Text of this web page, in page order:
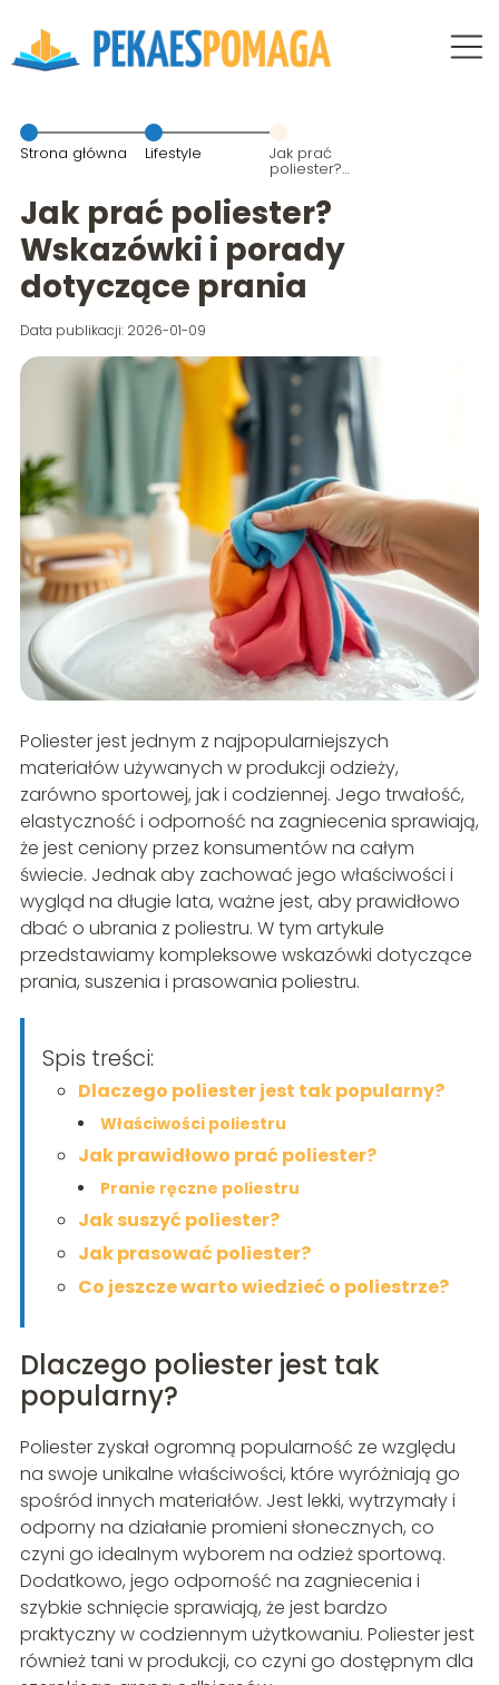
Strona główna Lifestyle Jak prać
poliester?
porady
dotyczące
Jak prać poliester?
Wskazówki i porady
dotyczące prania
Data publikacji: 2026-01-09
Poliester jest jednym z najpopularniejszych
materiałów używanych w produkcji odzieży,
zarówno sportowej, jak i codziennej. Jego trwałość,
elastyczność i odporność na zagniecenia sprawiają,
że jest ceniony przez konsumentów na całym
świecie. Jednak aby zachować jego właściwości i
wygląd na długie lata, ważne jest, aby prawidłowo
dbać o ubrania z poliestru. W tym artykule
przedstawiamy kompleksowe wskazówki dotyczące
prania, suszenia i prasowania poliestru.
Spis treści:
Dlaczego poliester jest tak popularny?
Właściwości poliestru
Jak prawidłowo prać poliester?
Pranie ręczne poliestru
Jak suszyć poliester?
Jak prasować poliester?
Co jeszcze warto wiedzieć o poliestrze?
Dlaczego poliester jest tak
popularny?
Poliester zyskał ogromną popularność ze względu
na swoje unikalne właściwości, które wyróżniają go
spośród innych materiałów. Jest lekki, wytrzymały i
odporny na działanie promieni słonecznych, co
czyni go idealnym wyborem na odzież sportową.
Dodatkowo, jego odporność na zagniecenia i
szybkie schnięcie sprawiają, że jest bardzo
praktyczny w codziennym użytkowaniu. Poliester jest
również tani w produkcji, co czyni go dostępnym dla